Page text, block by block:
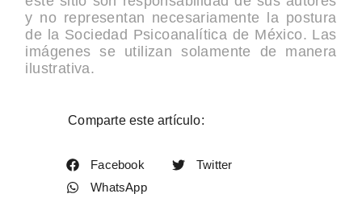
y no representan necesariamente la postura
de la Sociedad Psicoanalítica de México. Las
imágenes se utilizan solamente de manera
ilustrativa.
Comparte este artículo:
Facebook
Twitter
WhatsApp